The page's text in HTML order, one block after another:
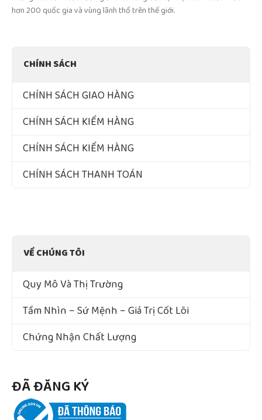
hơn 200 quốc gia và vùng lãnh thổ trên thế giới.
CHÍNH SÁCH
CHÍNH SÁCH GIAO HÀNG
CHÍNH SÁCH KIỂM HÀNG
CHÍNH SÁCH KIỂM HÀNG
CHÍNH SÁCH THANH TOÁN
VỀ CHÚNG TÔI
Quy Mô Và Thị Trường
Tầm Nhìn – Sứ Mệnh – Giá Trị Cốt Lõi
Chứng Nhận Chất Lượng
ĐÃ ĐĂNG KÝ